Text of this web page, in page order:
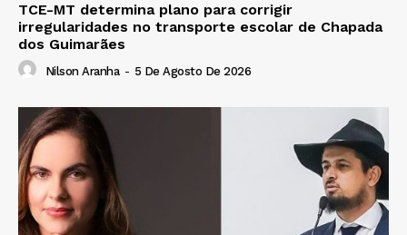
TCE-MT determina plano para corrigir
irregularidades no transporte escolar de Chapada
dos Guimarães
Nilson Aranha - 5 De Agosto De 2026